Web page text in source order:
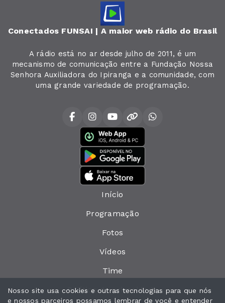
Conectados FUNSAI | A maior web rádio do Brasil
A rádio está no ar desde julho de 2011, é um
mecanismo de comunicação entre a Fundação Nossa
Senhora Auxiliadora do Ipiranga e a comunidade, com
uma grande variedade de programação.
Início
Programação
Fotos
Vídeos
Time
Política de privacidade
Nosso site usa cookies e outras tecnologias para que nós
e nossos parceiros possamos lembrar de você e entender